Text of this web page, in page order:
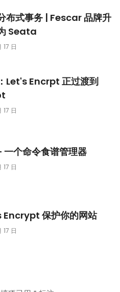
布式事务 | Fescar 品牌升
Seata
日
Let's Encrpt 正过渡到
日
一个命令食谱管理器
日
Encrypt 保护你的网站
日